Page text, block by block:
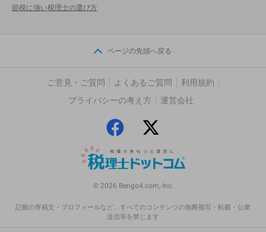
節税に強い税理士の選び方
ページの先頭へ戻る
ご意見・ご質問 よくあるご質問
利用規約
プライバシーの考え方
運営会社
© 2026 Bengo4.com, Inc.
記載の寄稿文・プロフィールなど、すべてのコンテンツの無断複写・転載・公衆
送信等を禁じます